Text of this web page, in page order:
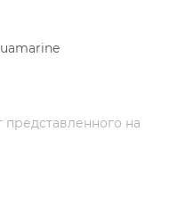
на
раз в 2 недели